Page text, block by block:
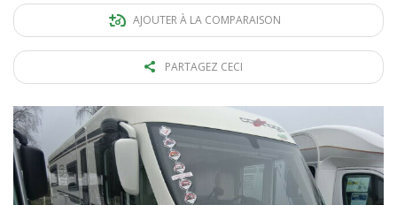
AJOUTER À LA COMPARAISON
PARTAGEZ CECI